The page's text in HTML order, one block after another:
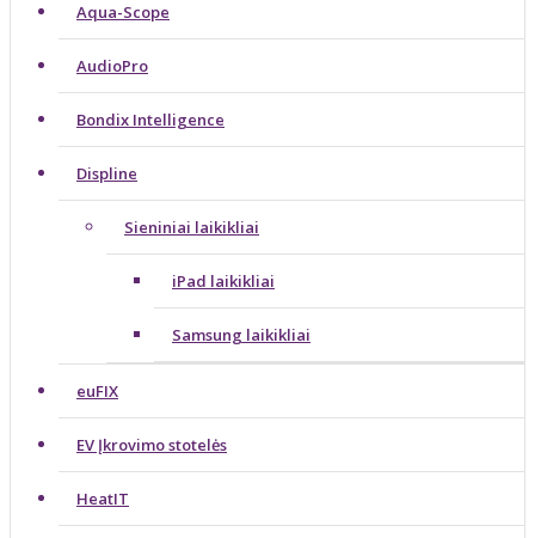
Aqua-Scope
AudioPro
Bondix Intelligence
Displine
Sieniniai laikikliai
iPad laikikliai
Samsung laikikliai
euFIX
EV Įkrovimo stotelės
HeatIT